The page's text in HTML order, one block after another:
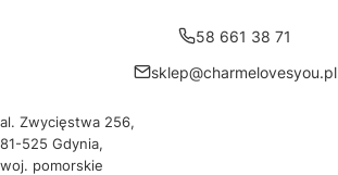
58 661 38 71
sklep@charmelovesyou.pl
al. Zwycięstwa 256,
81-525 Gdynia,
woj. pomorskie